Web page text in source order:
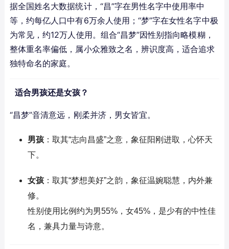
据全国姓名大数据统计，“昌”字在男性名字中使用率中
等，约每亿人口中有6万余人使用；“梦”字在女性名字中极
为常见，约12万人使用。组合“昌梦”因性别指向略模糊，
整体重名率偏低，属小众雅致之名，辨识度高，适合追求
独特命名的家庭。
适合男孩还是女孩？
“昌梦”音清意远，刚柔并济，男女皆宜。
男孩：取其“志向昌盛”之意，象征阳刚进取，心怀天
下。
女孩：取其“梦想美好”之韵，象征温婉聪慧，内外兼
修。
性别使用比例约为男55%，女45%，是少有的中性佳
名，兼具力量与诗意。